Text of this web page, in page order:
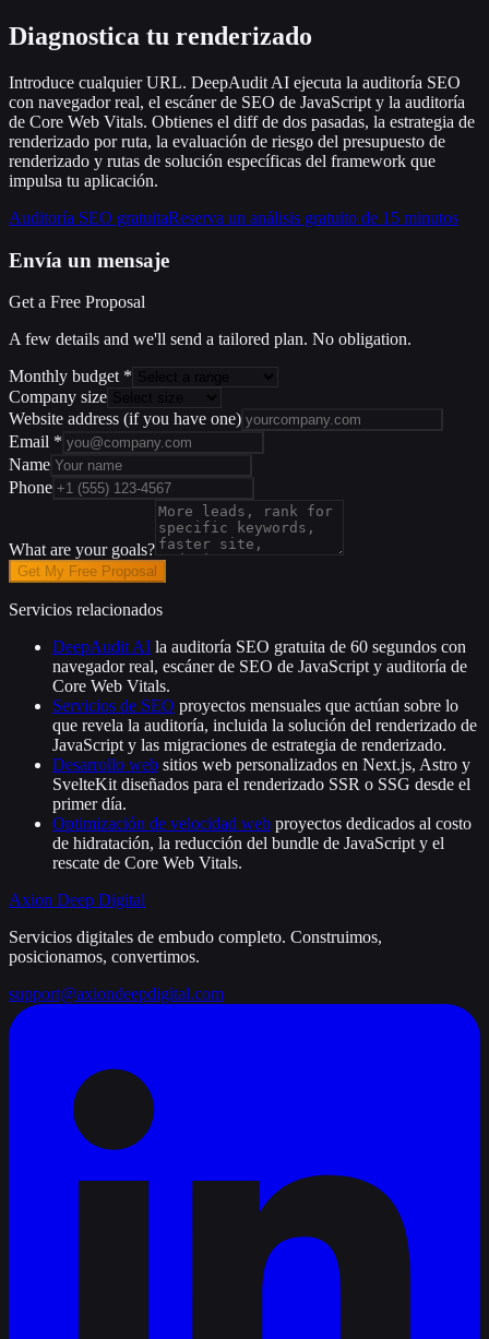
Diagnostica tu renderizado
Introduce cualquier URL. DeepAudit AI ejecuta la auditoría SEO
con navegador real, el escáner de SEO de JavaScript y la auditoría
de Core Web Vitals. Obtienes el diff de dos pasadas, la estrategia de
renderizado por ruta, la evaluación de riesgo del presupuesto de
renderizado y rutas de solución específicas del framework que
impulsa tu aplicación.
Auditoría SEO gratuitaReserva un análisis gratuito de 15 minutos
Envía un mensaje
Get a Free Proposal
A few details and we'll send a tailored plan. No obligation.
Monthly budget *
Company size
Website address (if you have one)
Email *
Name
Phone
What are your goals?
Get My Free Proposal
Servicios relacionados
DeepAudit AI la auditoría SEO gratuita de 60 segundos con
navegador real, escáner de SEO de JavaScript y auditoría de
Core Web Vitals.
Servicios de SEO proyectos mensuales que actúan sobre lo
que revela la auditoría, incluida la solución del renderizado de
JavaScript y las migraciones de estrategia de renderizado.
Desarrollo web sitios web personalizados en Next.js, Astro y
SvelteKit diseñados para el renderizado SSR o SSG desde el
primer día.
Optimización de velocidad web proyectos dedicados al costo
de hidratación, la reducción del bundle de JavaScript y el
rescate de Core Web Vitals.
Axion Deep Digital
Servicios digitales de embudo completo. Construimos,
posicionamos, convertimos.
support@axiondeepdigital.com